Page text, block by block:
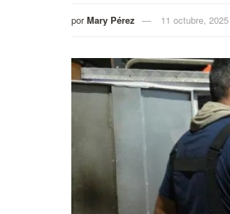
por Mary Pérez 11 octubre, 2025